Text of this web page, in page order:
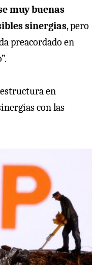
muy buenas
sinergias, pero
preacordado en
en
con las